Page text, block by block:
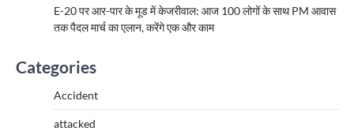
E-20 पर आर-पार के मूड में केजरीवाल: आज 100 लोगों के साथ PM आवास
तक पैदल मार्च का एलान, करेंगे एक और काम
Categories
Accident
attacked